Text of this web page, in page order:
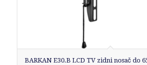
BARKAN E30.B LCD TV zidni nosač do